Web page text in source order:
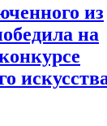
из
на